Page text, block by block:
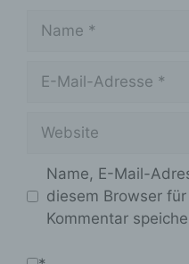
Name, E-Mail-
diesem Browser
Kommentar